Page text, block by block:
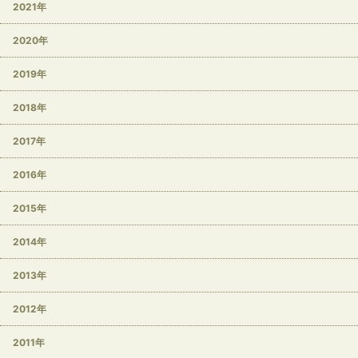
2021年
2020年
2019年
2018年
2017年
2016年
2015年
2014年
2013年
2012年
2011年